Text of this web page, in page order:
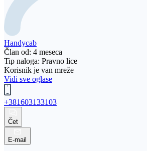
Handycab
Član od: 4 meseca
Tip naloga: Pravno lice
Korisnik je van mreže
Vidi sve oglase
+381603133103
Čet
E-mail